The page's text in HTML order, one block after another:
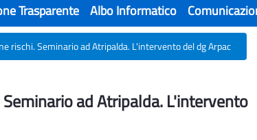
Trasparente Albo Informatico
rischi. Seminario ad Atripalda. L'intervento del dg Arpac
Seminario ad Atripalda.
ad Atripalda. L'intervento